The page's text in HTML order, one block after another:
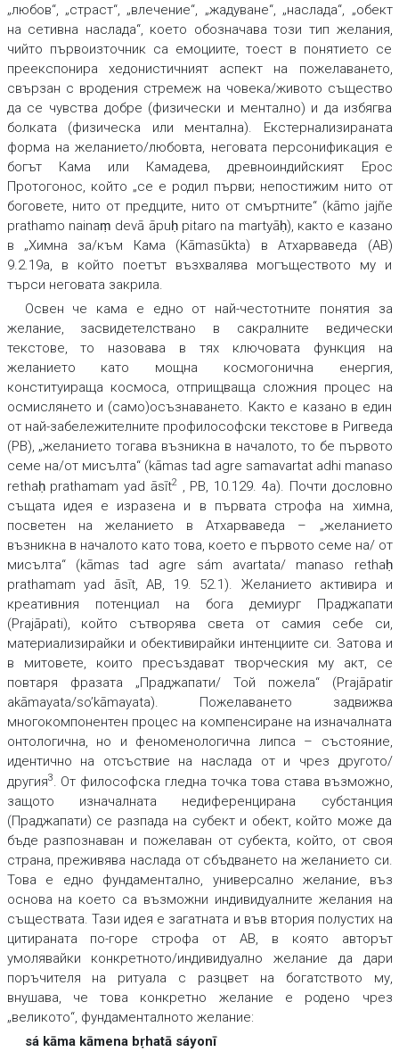
„любов“, „страст“, „влечение“, „жадуване“, „наслада“, „обект
на сетивна наслада“, което обозначава този тип желания,
чийто първоизточник са емоциите, тоест в понятието се
преекспонира хедонистичният аспект на пожелаването,
свързан с вродения стремеж на човека/живото същество
да се чувства добре (физически и ментално) и да избягва
болката (физическа или ментална). Екстернализираната
форма на желанието/любовта, неговата персонификация е
богът Кама или Камадева, древноиндийският Ерос
Протогонос, който „се е родил първи; непостижим нито от
боговете, нито от предците, нито от смъртните“ (kāmo jajñe
prathamo nainaṃ devā āpuḥ pitaro na martyāḥ), както е казано
в „Химна за/към Кама (Kāmasūkta) в Атхарваведа (АВ)
9.2.19а, в който поетът възхвалява могъществото му и
търси неговата закрила.
Освен че кама е едно от най-честотните понятия за
желание, засвидетелствано в сакралните ведически
текстове, то назовава в тях ключовата функция на
желанието като мощна космогонична енергия,
конституираща космоса, отприщваща сложния процес на
осмислянето и (само)осъзнаването. Както е казано в един
от най-забележителните профилософски текстове в Ригведа
(РВ), „желанието тогава възникна в началото, то бе първото
семе на/от мисълта“ (kāmas tad agre samavartat adhi manaso
rethaḥ prathamam yad āsīt2, РВ, 10.129. 4а). Почти дословно
същата идея е изразена и в първата строфа на химна,
посветен на желанието в Атхарваведа – „желанието
възникна в началото като това, което е първото семе на/ от
мисълта“ (kāmas tad agre sám avartata/ manaso rethaḥ
prathamam yad āsīt, АВ, 19. 52.1). Желанието активира и
креативния потенциал на бога демиург Праджапати
(Prajāpati), който сътворява света от самия себе си,
материализирайки и обективирайки интенциите си. Затова и
в митовете, които пресъздават творческия му акт, се
повтаря фразата „Праджапати/ Той пожела“ (Prajāpatir
akāmayata/so’kāmayata). Пожелаването задвижва
многокомпонентен процес на компенсиране на изначалната
онтологична, но и феноменологична липса – състояние,
идентично на отсъствие на наслада от и чрез другото/
другия3. От философска гледна точка това става възможно,
защото изначалната недиференцирана субстанция
(Праджапати) се разпада на субект и обект, който може да
бъде разпознаван и пожелаван от субекта, който, от своя
страна, преживява наслада от сбъдването на желанието си.
Това е едно фундаментално, универсално желание, въз
основа на което са възможни индивидуалните желания на
съществата. Тази идея е загатната и във втория полустих на
цитираната по-горе строфа от АВ, в която авторът
умолявайки конкретното/индивидуално желание да дари
поръчителя на ритуала с разцвет на богатството му,
внушава, че това конкретно желание е родено чрез
„великото“, фундаменталното желание:
sá kāma kāmena bṛhatā sáyonī